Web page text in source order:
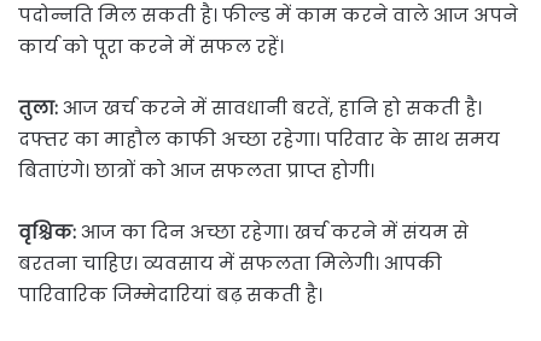
पदोन्नति मिल सकती है। फील्ड में काम करने वाले आज अपने
कार्य को पूरा करने में सफल रहें।
तुला:आज खर्च करने में सावधानी बरतें, हानि हो सकती है।
दफ्तर का माहौल काफी अच्छा रहेगा। परिवार के साथ समय
बिताएंगे। छात्रों को आज सफलता प्राप्त होगी।
वृश्चिक:आज का दिन अच्छा रहेगा। खर्च करने में संयम से
बरतना चाहिए। व्यवसाय में सफलता मिलेगी। आपकी
पारिवारिक जिम्मेदारियां बढ़ सकती है।